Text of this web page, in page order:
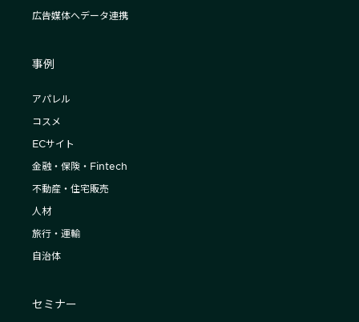
広告媒体へデータ連携
事例
アパレル
コスメ
ECサイト
金融・保険・Fintech
不動産・住宅販売
人材
旅行・運輸
自治体
セミナー